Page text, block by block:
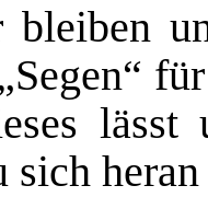
sich